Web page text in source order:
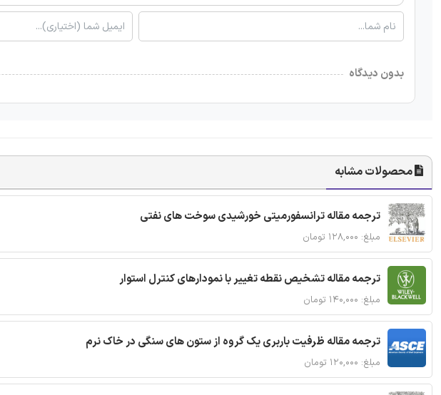
بدون دیدگاه
محصولات مشابه
ترجمه مقاله ترانسفورمیتی خورشیدی سوخت های نفتی
مبلغ: ۱۲۸,۰۰۰ تومان
ترجمه مقاله تشخیص نقطه تغییر با نمودارهای کنترل استوار
مبلغ: ۱۴۰,۰۰۰ تومان
ترجمه مقاله ظرفیت باربری یک گروه از ستون های سنگی در خاک نرم
مبلغ: ۱۲۰,۰۰۰ تومان